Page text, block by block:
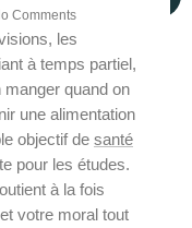
Comments
les
à temps partiel,
manger quand on
une alimentation
objectif de santé
pour les études.
à la fois
votre moral tout